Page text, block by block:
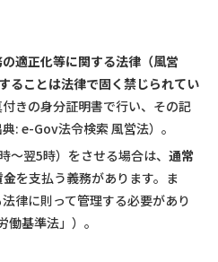
適正化等に関する法律（風営
ることは法律で固く禁じられてい
きの身分証明書で行い、その記
: e-Gov法令検索 風営法）。
〜翌5時）をさせる場合は、 通常
金を支払う義務があります。ま
律に則って管理する必要があり
働基準法」 ）。